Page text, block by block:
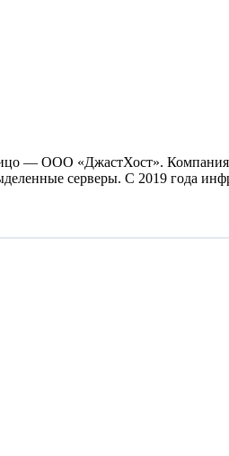
— ООО «ДжастХост». Компания
серверы. С 2019 года